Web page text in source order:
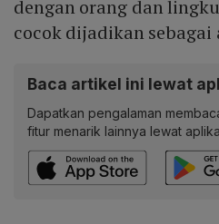
dengan orang dan
cocok dijadikan sebagai
Baca artikel ini lewat
Dapatkan pengalaman
fitur menarik lainnya lewat